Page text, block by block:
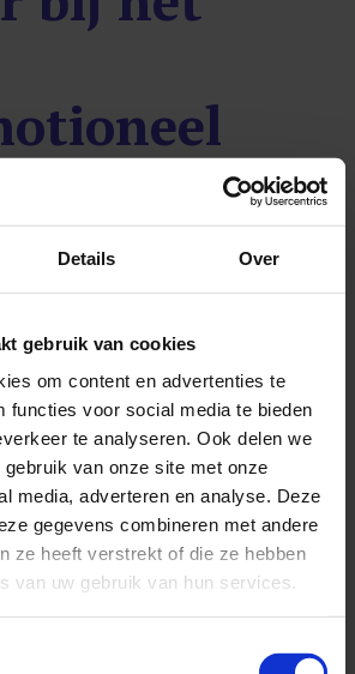
Details Over
gebruik van cookies
om content en advertenties te
functies voor social media te bieden
te analyseren. Ook delen we
van onze site met onze
media, adverteren en analyse. Deze
gegevens combineren met andere
ze heeft verstrekt of die ze hebben
van uw gebruik van hun services.
vast te stellen of er sprake is
wij doen door enerzijds
vervolgens grondig in kaart
terreinen u problemen
gebieden in kaart te
we een compleet en objectief
en hierdoor van de
problemen.
als functioneel neuroloog,